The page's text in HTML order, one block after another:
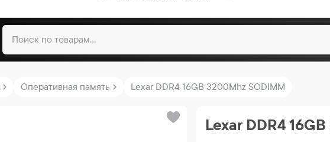
Оперативная память Lexar DDR4 16GB 3200Mhz SODIMM
Lexar DDR4